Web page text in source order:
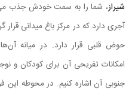
شیراز، شما را به سمت خودش جذب
آجری دارد که در مرکز باغ میدانی
حوض قلبی قرار دارد. در میانه
جنوبی آن اشاره کنیم. در محوطه این